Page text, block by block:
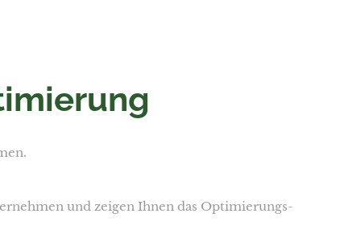
und zeigen Ihnen das Optimierungs-